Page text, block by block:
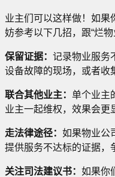
业主们可以这样做！如果
妨参考以下几招，跟“烂物
保留证据： 记录物业服务
设备故障的现场，或者收
联合其他业主： 单个业主
业主一起维权，效果会更
走法律途径： 如果物业公
提供服务不达标的证据，
关注司法建议书： 如果你